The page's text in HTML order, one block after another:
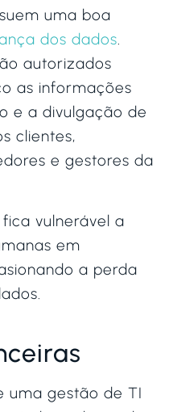
uma boa
dos dados.
autorizados
as informações
e a divulgação de
clientes,
e gestores da
vulnerável a
em
a perda
uma gestão de TI